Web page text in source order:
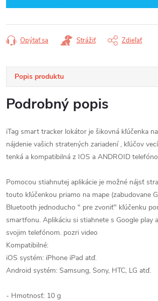
Opýtať sa Strážiť Zdieľať
Popis produktu
Podrobný popis
iTag smart tracker lokátor je šikovná kľúčenka
nájdenie vašich stratených zariadení , kľúčov
tenká a kompatibilná z IOS a ANDROID
Pomocou stiahnutej aplikácie je možné nájsť
touto kľúčenkou priamo na mape (zabudovane
Bluetooth jednoducho " pre zvoniť" kľúčenku
smartfonu. Aplikáciu si stiahnete s Google play
svojim telefónom. pozri video
Kompatibilné:
iOS systém: iPhone iPad atď.
Android systém: Samsung, Sony, HTC, LG atď.
- Hmotnosť: 10 g